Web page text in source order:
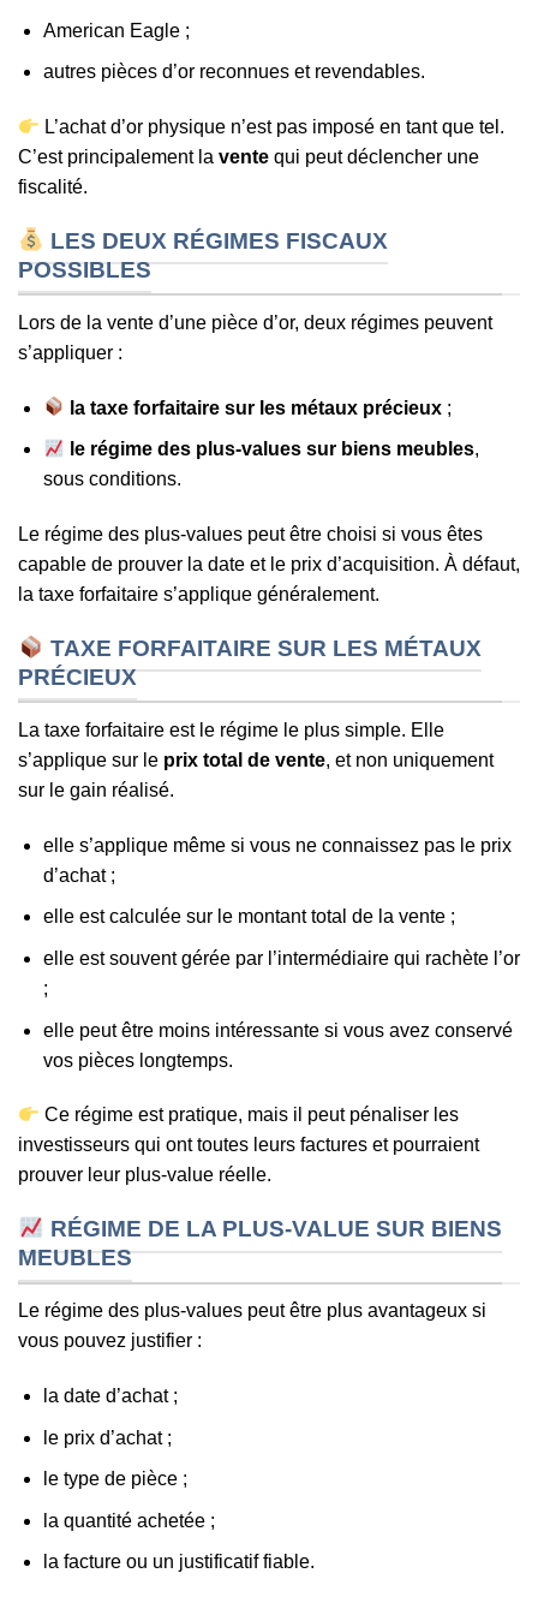
American Eagle ;
autres pièces d’or reconnues et revendables.
L’achat d’or physique n’est pas imposé en tant que tel.
C’est principalement la vente qui peut déclencher une
fiscalité.
LES DEUX RÉGIMES FISCAUX
POSSIBLES
Lors de la vente d’une pièce d’or, deux régimes peuvent
s’appliquer :
la taxe forfaitaire sur les métaux précieux ;
le régime des plus-values sur biens meubles,
sous conditions.
Le régime des plus-values peut être choisi si vous êtes
capable de prouver la date et le prix d’acquisition. À défaut,
la taxe forfaitaire s’applique généralement.
TAXE FORFAITAIRE SUR LES MÉTAUX
PRÉCIEUX
La taxe forfaitaire est le régime le plus simple. Elle
s’applique sur le prix total de vente, et non uniquement
sur le gain réalisé.
elle s’applique même si vous ne connaissez pas le prix
d’achat ;
elle est calculée sur le montant total de la vente ;
elle est souvent gérée par l’intermédiaire qui rachète l’or
;
elle peut être moins intéressante si vous avez conservé
vos pièces longtemps.
Ce régime est pratique, mais il peut pénaliser les
investisseurs qui ont toutes leurs factures et pourraient
prouver leur plus-value réelle.
RÉGIME DE LA PLUS-VALUE SUR BIENS
MEUBLES
Le régime des plus-values peut être plus avantageux si
vous pouvez justifier :
la date d’achat ;
le prix d’achat ;
le type de pièce ;
la quantité achetée ;
la facture ou un justificatif fiable.